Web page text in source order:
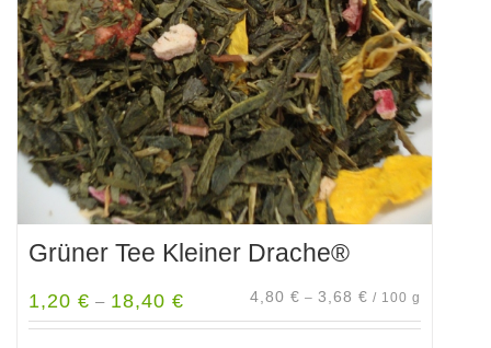
Grüner Tee Kleiner Drache®
1,20 € – 18,40 € 4,80 € – 3,68 € / 100 g